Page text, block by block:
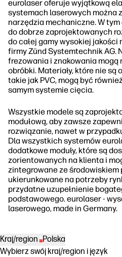
eurolaser oferuje wyjątkową
systemach laserowych można
narzędzia mechaniczne. W
do dobrze zaprojektowanych
do całej gamy wysokiej
firmy Zünd Systemtechnik AG.
frezowania i znakowania
obróbki. Materiały, które nie są
takie jak PVC, mogą być
samym systemie cięcia.
Wszystkie modele są
modułową, aby zawsze
rozwiązanie, nawet w
Dla wszystkich systemów
dodatkowe moduły, które są
zorientowanych na klienta i
zintegrowane ze środowiskiem
ukierunkowane na potrzeby
przydatne uzupełnienie
podstawowego. eurolaser -
laserowego, made in Germany.
Kraj/region
Polska
Wybierz swój kraj/region i język